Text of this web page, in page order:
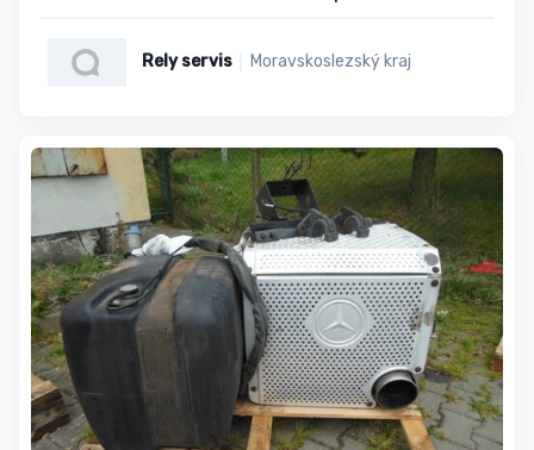
Rely servis Moravskoslezský kraj